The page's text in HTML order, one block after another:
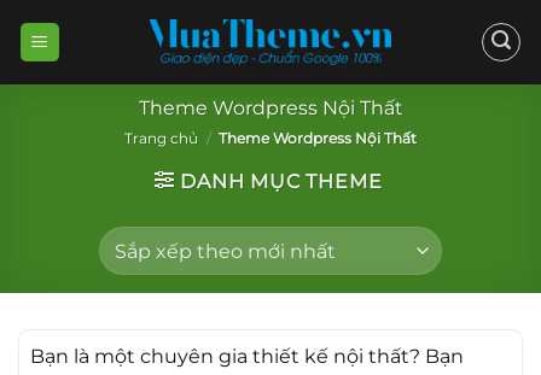
Theme Wordpress Nội Thất
Trang chủ / Theme Wordpress Nội Thất
DANH MỤC THEME
Bạn là một chuyên gia thiết kế nội thất? Bạn